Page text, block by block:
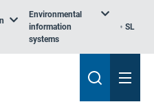
Environmental
information
systems
SL